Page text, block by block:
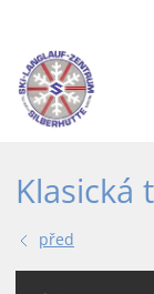
ČAS
WEBCAM
Klasická
před